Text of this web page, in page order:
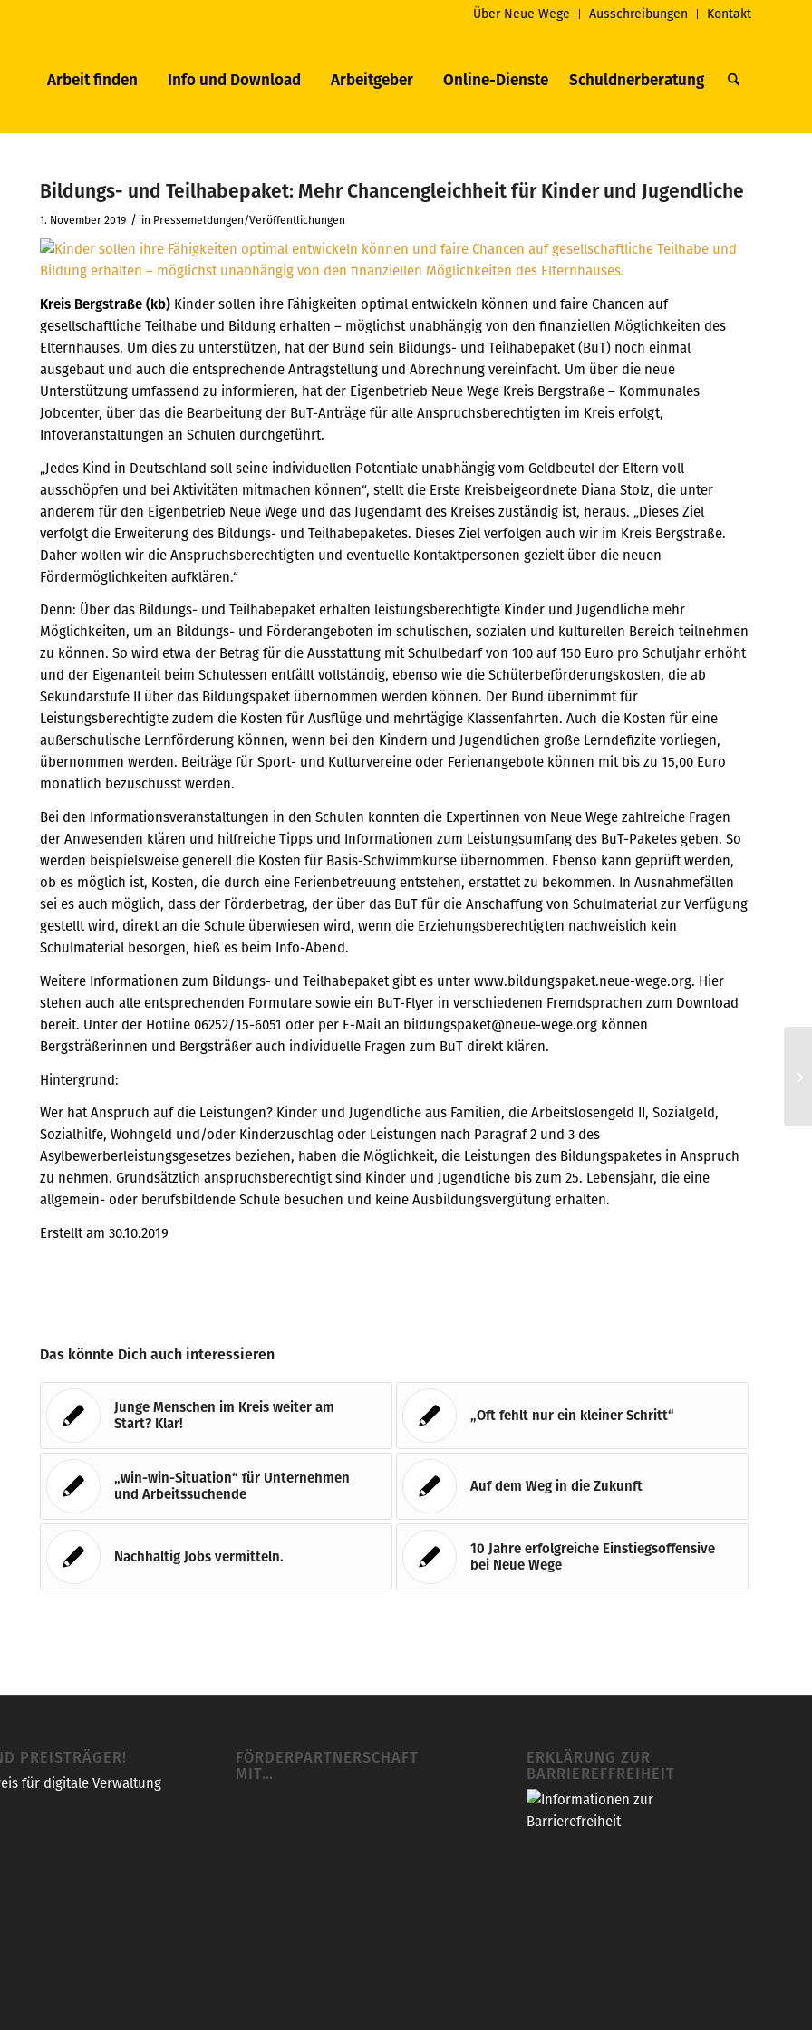
Über Neue Wege Ausschreibungen Kontakt
Arbeit finden Info und Download Arbeitgeber Online-Dienste Schuldnerberatung
Bildungs- und Teilhabepaket: Mehr Chancengleichheit für Kinder und Jugendliche
1. November 2019 / in Pressemeldungen/Veröffentlichungen
Kreis Bergstraße (kb) Kinder sollen ihre Fähigkeiten optimal entwickeln können und faire Chancen auf
gesellschaftliche Teilhabe und Bildung erhalten – möglichst unabhängig von den finanziellen Möglichkeiten des
Elternhauses. Um dies zu unterstützen, hat der Bund sein Bildungs- und Teilhabepaket (BuT) noch einmal
ausgebaut und auch die entsprechende Antragstellung und Abrechnung vereinfacht. Um über die neue
Unterstützung umfassend zu informieren, hat der Eigenbetrieb Neue Wege Kreis Bergstraße – Kommunales
Jobcenter, über das die Bearbeitung der BuT-Anträge für alle Anspruchsberechtigten im Kreis erfolgt,
Infoveranstaltungen an Schulen durchgeführt.
„Jedes Kind in Deutschland soll seine individuellen Potentiale unabhängig vom Geldbeutel der Eltern voll
ausschöpfen und bei Aktivitäten mitmachen können“, stellt die Erste Kreisbeigeordnete Diana Stolz, die unter
anderem für den Eigenbetrieb Neue Wege und das Jugendamt des Kreises zuständig ist, heraus. „Dieses Ziel
verfolgt die Erweiterung des Bildungs- und Teilhabepaketes. Dieses Ziel verfolgen auch wir im Kreis Bergstraße.
Daher wollen wir die Anspruchsberechtigten und eventuelle Kontaktpersonen gezielt über die neuen
Fördermöglichkeiten aufklären.“
Denn: Über das Bildungs- und Teilhabepaket erhalten leistungsberechtigte Kinder und Jugendliche mehr
Möglichkeiten, um an Bildungs- und Förderangeboten im schulischen, sozialen und kulturellen Bereich teilnehmen
zu können. So wird etwa der Betrag für die Ausstattung mit Schulbedarf von 100 auf 150 Euro pro Schuljahr erhöht
und der Eigenanteil beim Schulessen entfällt vollständig, ebenso wie die Schülerbeförderungskosten, die ab
Sekundarstufe II über das Bildungspaket übernommen werden können. Der Bund übernimmt für
Leistungsberechtigte zudem die Kosten für Ausflüge und mehrtägige Klassenfahrten. Auch die Kosten für eine
außerschulische Lernförderung können, wenn bei den Kindern und Jugendlichen große Lerndefizite vorliegen,
übernommen werden. Beiträge für Sport- und Kulturvereine oder Ferienangebote können mit bis zu 15,00 Euro
monatlich bezuschusst werden.
Bei den Informationsveranstaltungen in den Schulen konnten die Expertinnen von Neue Wege zahlreiche Fragen
der Anwesenden klären und hilfreiche Tipps und Informationen zum Leistungsumfang des BuT-Paketes geben. So
werden beispielsweise generell die Kosten für Basis-Schwimmkurse übernommen. Ebenso kann geprüft werden,
ob es möglich ist, Kosten, die durch eine Ferienbetreuung entstehen, erstattet zu bekommen. In Ausnahmefällen
sei es auch möglich, dass der Förderbetrag, der über das BuT für die Anschaffung von Schulmaterial zur Verfügung
gestellt wird, direkt an die Schule überwiesen wird, wenn die Erziehungsberechtigten nachweislich kein
Schulmaterial besorgen, hieß es beim Info-Abend.
Weitere Informationen zum Bildungs- und Teilhabepaket gibt es unter www.bildungspaket.neue-wege.org. Hier
stehen auch alle entsprechenden Formulare sowie ein BuT-Flyer in verschiedenen Fremdsprachen zum Download
bereit. Unter der Hotline 06252/15-6051 oder per E-Mail an bildungspaket@neue-wege.org können
Bergsträßerinnen und Bergsträßer auch individuelle Fragen zum BuT direkt klären.
Hintergrund:
Wer hat Anspruch auf die Leistungen? Kinder und Jugendliche aus Familien, die Arbeitslosengeld II, Sozialgeld,
Sozialhilfe, Wohngeld und/oder Kinderzuschlag oder Leistungen nach Paragraf 2 und 3 des
Asylbewerberleistungsgesetzes beziehen, haben die Möglichkeit, die Leistungen des Bildungspaketes in Anspruch
zu nehmen. Grundsätzlich anspruchsberechtigt sind Kinder und Jugendliche bis zum 25. Lebensjahr, die eine
allgemein- oder berufsbildende Schule besuchen und keine Ausbildungsvergütung erhalten.
Erstellt am 30.10.2019
Das könnte Dich auch interessieren
Junge Menschen im Kreis weiter am
Start? Klar!
„Oft fehlt nur ein kleiner Schritt“
„win-win-Situation“ für Unternehmen
und Arbeitssuchende
Auf dem Weg in die Zukunft
Nachhaltig Jobs vermitteln.
10 Jahre erfolgreiche Einstiegsoffensive
bei Neue Wege
PREISTRÄGER! FÖRDERPARTNERSCHAFT
MIT…
ERKLÄRUNG ZUR
BARRIEREFFREIHEIT